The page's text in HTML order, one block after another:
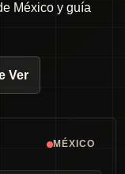
México y guía
Ver
MÉXICO